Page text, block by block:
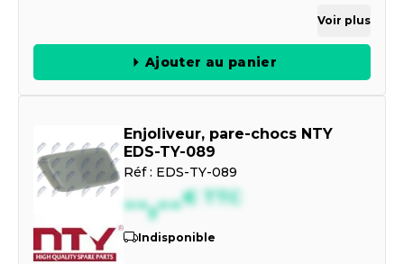
Voir plus
Ajouter au panier
Enjoliveur, pare-chocs NTY
EDS-TY-089
Réf : EDS-TY-089
--,--€ TTC
Indisponible